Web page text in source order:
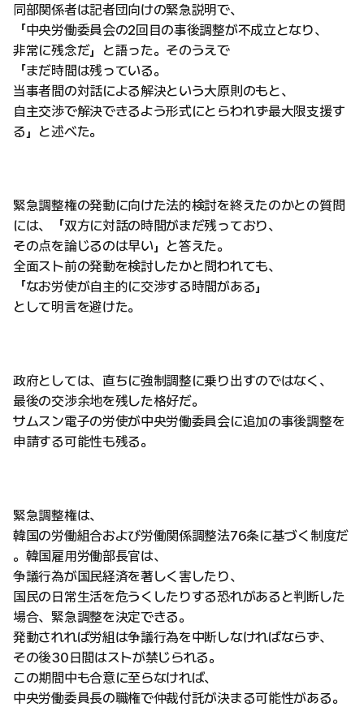
同部関係者は記者団向けの緊急説明で、
「中央労働委員会の2回目の事後調整が不成立となり、
非常に残念だ」と語った。そのうえで
「まだ時間は残っている。
当事者間の対話による解決という大原則のもと、
自主交渉で解決できるよう形式にとらわれず最大限支援す
る」と述べた。
緊急調整権の発動に向けた法的検討を終えたのかとの質問
には、「双方に対話の時間がまだ残っており、
その点を論じるのは早い」と答えた。
全面スト前の発動を検討したかと問われても、
「なお労使が自主的に交渉する時間がある」
として明言を避けた。
政府としては、直ちに強制調整に乗り出すのではなく、
最後の交渉余地を残した格好だ。
サムスン電子の労使が中央労働委員会に追加の事後調整を
申請する可能性も残る。
緊急調整権は、
韓国の労働組合および労働関係調整法76条に基づく制度だ
。韓国雇用労働部長官は、
争議行為が国民経済を著しく害したり、
国民の日常生活を危うくしたりする恐れがあると判断した
場合、緊急調整を決定できる。
発動されれば労組は争議行為を中断しなければならず、
その後30日間はストが禁じられる。
この期間中も合意に至らなければ、
中央労働委員長の職権で仲裁付託が決まる可能性がある。